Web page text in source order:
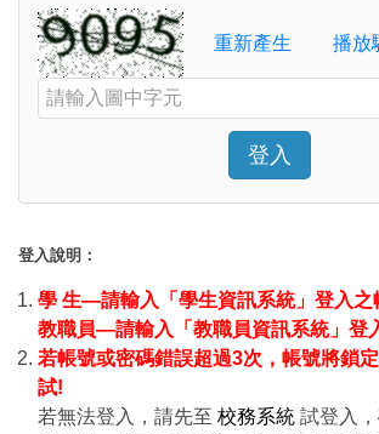
Toggle to show or hide your password
Verification Code
重新產生
播放
Enter the characters shown in the image
登入
Click to sign in
登入說明：
學 生—請輸入「學生資訊系統」登入之
教職員—請輸入「教職員資訊系統」登
若帳號或密碼錯誤超過3次，帳號將鎖
試!
若無法登入，請先至 校務系統 試登入